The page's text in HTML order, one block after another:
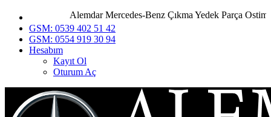
Alemdar Mercedes-Benz Çıkma Yedek Parça Ostim
GSM: 0539 402 51 42
GSM: 0554 919 30 94
Hesabım
Kayıt Ol
Oturum Aç